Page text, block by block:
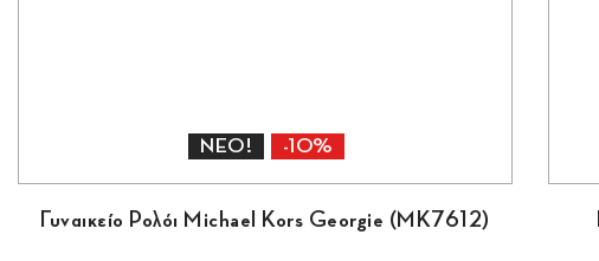
ΝΕΟ! -10%
Γυναικείο Ρολόι Michael Kors Georgie (MK7612)